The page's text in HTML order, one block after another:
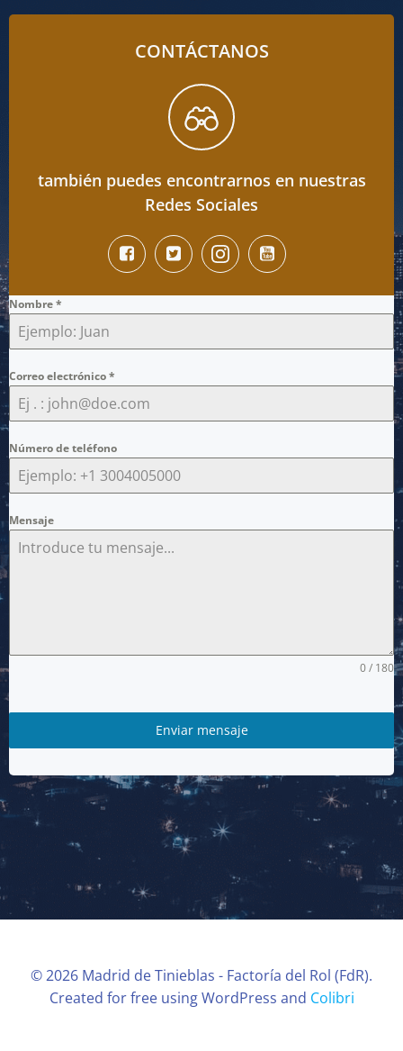
CONTÁCTANOS
también puedes encontrarnos en nuestras
Redes Sociales
Nombre*
Correo electrónico*
Número de teléfono
Mensaje
0 / 180
Enviar mensaje
© 2026 Madrid de Tinieblas - Factoría del Rol (FdR).
Created for free using WordPress and Colibri